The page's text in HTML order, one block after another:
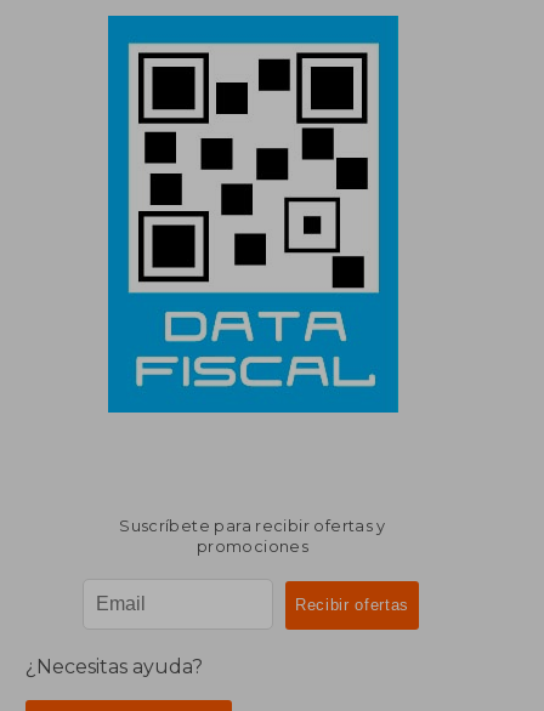
Suscríbete para recibir ofertas y
promociones
¿Necesitas ayuda?